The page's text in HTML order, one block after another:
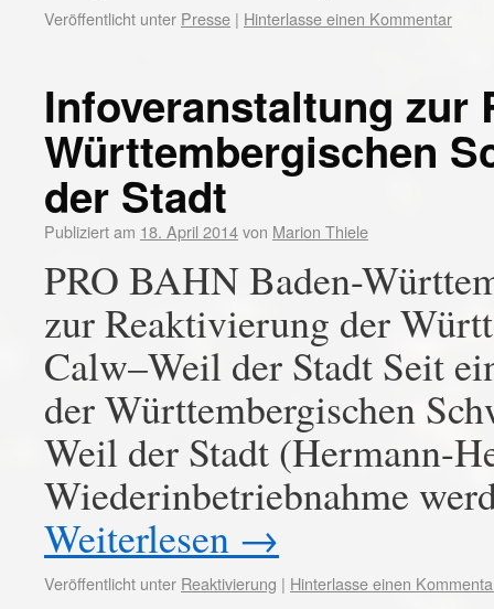
Veröffentlicht unter Presse | Hinterlasse einen Kommentar
Infoveranstaltung zur
Württembergischen
der Stadt
Publiziert am 18. April 2014von Marion Thiele
PRO BAHN Baden-
zur Reaktivierung der
Calw–Weil der Stadt Seit
der Württembergischen
Weil der Stadt (Hermann-
Wiederinbetriebnahme
Weiterlesen →
Veröffentlicht unter Reaktivierung | Hinterlasse einen